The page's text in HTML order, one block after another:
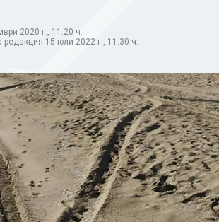
2020 г., 11:20 ч.
редакция 15 юли 2022 г., 11:30 ч.